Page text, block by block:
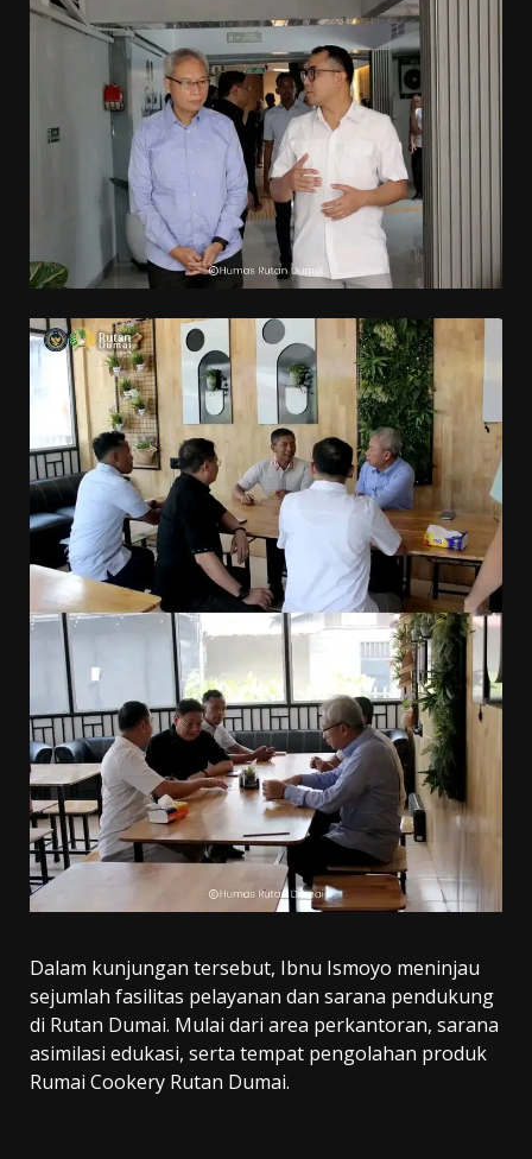
Dalam kunjungan tersebut, Ibnu Ismoyo meninjau
sejumlah fasilitas pelayanan dan sarana pendukung
di Rutan Dumai. Mulai dari area perkantoran, sarana
asimilasi edukasi, serta tempat pengolahan produk
Rumai Cookery Rutan Dumai.